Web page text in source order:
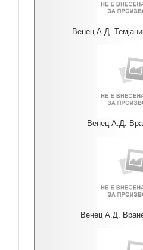
Венец А.Д.
Венец А.Д.
Венец А.Д.